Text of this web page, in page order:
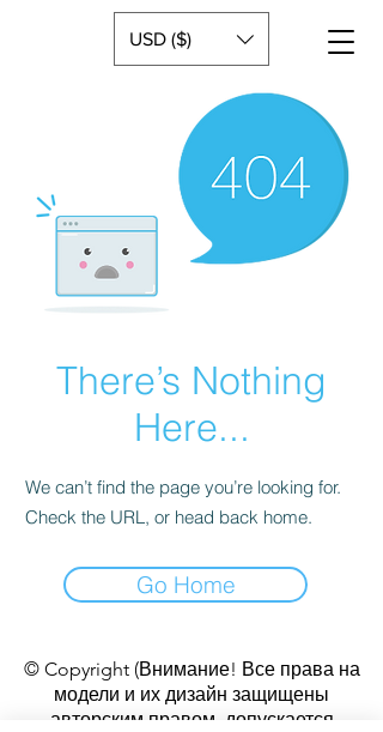
USD ($)
There’s Nothing
Here...
We can’t find the page you’re looking for.
Check the URL, or head back home.
Go Home
© Copyright (Внимание! Все права на
модели и их дизайн защищены
авторским правом, допускается